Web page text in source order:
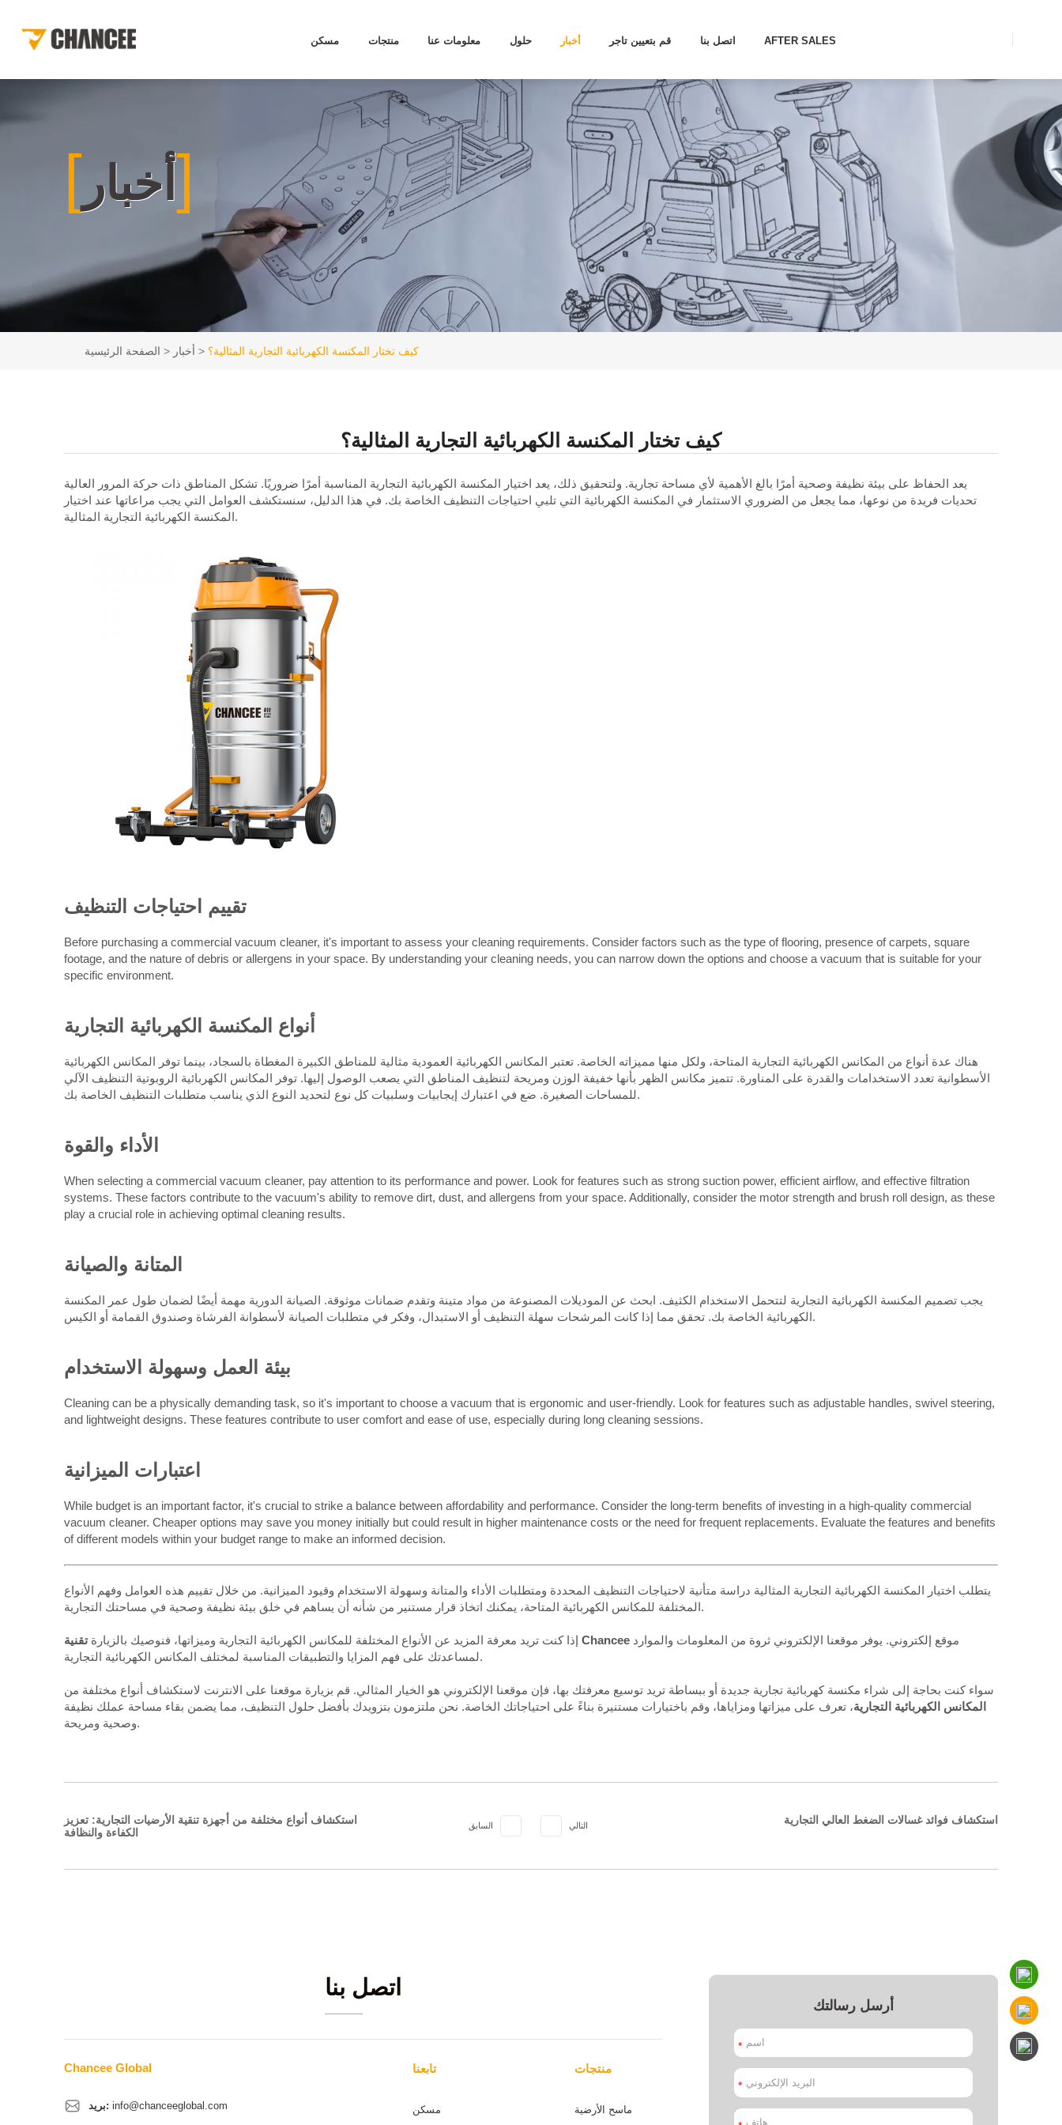
مسكن منتجات معلومات عنا حلول أخبار قم بتعيين تاجر اتصل بنا AFTER SALES
[ أخبار ]
الصفحة الرئيسية أخبار كيف تختار المكنسة الكهربائية التجارية المثالية؟
كيف تختار المكنسة الكهربائية التجارية المثالية؟
يعد الحفاظ على بيئة نظيفة وصحية أمرًا بالغ الأهمية لأي مساحة تجارية. ولتحقيق ذلك، يعد اختيار المكنسة الكهربائية التجارية المناسبة أمرًا ضروريًا. تشكل المناطق ذات حركة المرور العالية
تحديات فريدة من نوعها، مما يجعل من الضروري الاستثمار في المكنسة الكهربائية التي تلبي احتياجات التنظيف الخاصة بك. في هذا الدليل، سنستكشف العوامل التي يجب مراعاتها عند اختيار
المكنسة الكهربائية التجارية المثالية.
تقييم احتياجات التنظيف
Before purchasing a commercial vacuum cleaner, it's important to assess your cleaning requirements. Consider factors such as the type of flooring, presence of carpets, square
footage, and the nature of debris or allergens in your space. By understanding your cleaning needs, you can narrow down the options and choose a vacuum that is suitable for your
specific environment.
أنواع المكنسة الكهربائية التجارية
هناك عدة أنواع من المكانس الكهربائية التجارية المتاحة، ولكل منها مميزاته الخاصة. تعتبر المكانس الكهربائية العمودية مثالية للمناطق الكبيرة المغطاة بالسجاد، بينما توفر المكانس الكهربائية
الأسطوانية تعدد الاستخدامات والقدرة على المناورة. تتميز مكانس الظهر بأنها خفيفة الوزن ومريحة لتنظيف المناطق التي يصعب الوصول إليها. توفر المكانس الكهربائية الروبوتية التنظيف الآلي
للمساحات الصغيرة. ضع في اعتبارك إيجابيات وسلبيات كل نوع لتحديد النوع الذي يناسب متطلبات التنظيف الخاصة بك.
الأداء والقوة
When selecting a commercial vacuum cleaner, pay attention to its performance and power. Look for features such as strong suction power, efficient airflow, and effective filtration
systems. These factors contribute to the vacuum's ability to remove dirt, dust, and allergens from your space. Additionally, consider the motor strength and brush roll design, as these
play a crucial role in achieving optimal cleaning results.
المتانة والصيانة
يجب تصميم المكنسة الكهربائية التجارية لتتحمل الاستخدام الكثيف. ابحث عن الموديلات المصنوعة من مواد متينة وتقدم ضمانات موثوقة. الصيانة الدورية مهمة أيضًا لضمان طول عمر المكنسة
الكهربائية الخاصة بك. تحقق مما إذا كانت المرشحات سهلة التنظيف أو الاستبدال، وفكر في متطلبات الصيانة لأسطوانة الفرشاة وصندوق القمامة أو الكيس.
بيئة العمل وسهولة الاستخدام
Cleaning can be a physically demanding task, so it's important to choose a vacuum that is ergonomic and user-friendly. Look for features such as adjustable handles, swivel steering,
and lightweight designs. These features contribute to user comfort and ease of use, especially during long cleaning sessions.
اعتبارات الميزانية
While budget is an important factor, it's crucial to strike a balance between affordability and performance. Consider the long-term benefits of investing in a high-quality commercial
vacuum cleaner. Cheaper options may save you money initially but could result in higher maintenance costs or the need for frequent replacements. Evaluate the features and benefits
of different models within your budget range to make an informed decision.
يتطلب اختيار المكنسة الكهربائية التجارية المثالية دراسة متأنية لاحتياجات التنظيف المحددة ومتطلبات الأداء والمتانة وسهولة الاستخدام وقيود الميزانية. من خلال تقييم هذه العوامل وفهم الأنواع
المختلفة للمكانس الكهربائية المتاحة، يمكنك اتخاذ قرار مستنير من شأنه أن يساهم في خلق بيئة نظيفة وصحية في مساحتك التجارية.
إذا كنت تريد معرفة المزيد عن الأنواع المختلفة للمكانس الكهربائية التجارية وميزاتها، فنوصيك بالزيارة تقنية Chanceeموقع إلكتروني. يوفر موقعنا الإلكتروني ثروة من المعلومات والموارد
لمساعدتك على فهم المزايا والتطبيقات المناسبة لمختلف المكانس الكهربائية التجارية.
سواء كنت بحاجة إلى شراء مكنسة كهربائية تجارية جديدة أو ببساطة تريد توسيع معرفتك بها، فإن موقعنا الإلكتروني هو الخيار المثالي. قم بزيارة موقعنا على الانترنت لاستكشاف أنواع مختلفة من
المكانس الكهربائية التجارية، تعرف على ميزاتها ومزاياها، وقم باختيارات مستنيرة بناءً على احتياجاتك الخاصة. نحن ملتزمون بتزويدك بأفضل حلول التنظيف، مما يضمن بقاء مساحة عملك نظيفة
وصحية ومريحة.
استكشاف أنواع مختلفة من أجهزة تنقية الأرضيات التجارية: تعزيز
الكفاءة والنظافة
استكشاف فوائد غسالات الضغط العالي التجارية السابق التالي
اتصل بنا
Chancee Global
بريد: info@chanceeglobal.com
تابعنا
مسكن
منتجات
ماسح الأرضية
أرسل رسالتك
*
*